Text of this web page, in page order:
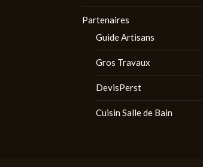
Partenaires
Guide Artisans
Gros Travaux
DevisPerst
Cuisin Salle de Bain